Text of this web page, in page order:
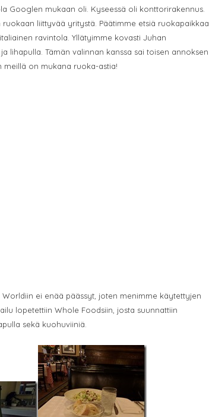
Googlen mukaan oli. Kyseessä oli konttorirakennus.
liittyvää yritystä. Päätimme etsiä ruokapaikkaa
ravintola. Yllätyimme kovasti Juhan
lihapulla. Tämän valinnan kanssa sai toisen annoksen
meillä on mukana ruoka-astia!
ei enää päässyt, joten menimme käytettyjen
lopetettiin Whole Foodsiin, josta suunnattiin
sekä kuohuviiniä.